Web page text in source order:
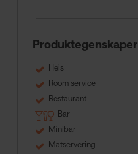
Produktegenskaper
Heis
Room service
Restaurant
Bar
Minibar
Matservering